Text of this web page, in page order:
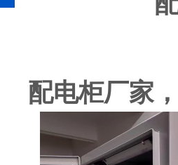
配电柜厂家